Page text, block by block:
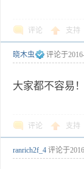
评论 支持
晓木虫 评论于
大家都不容易！
评论 支持
ranrich2f_4 评论于